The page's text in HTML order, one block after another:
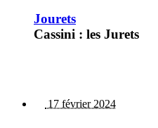
Jourets
Cassini : les Jurets
17 février 2024